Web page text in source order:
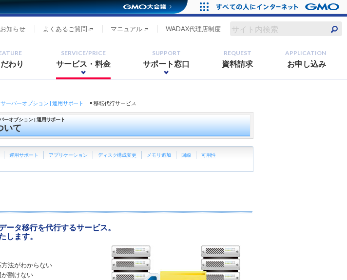
わり
SERVICE/PRICE
サービス・料金
SUPPORT
サポート窓口
REQUEST
資料請求
APPLICATION
お申し込み
お知らせ よくあるご質問 マニュアル WADAX代理店制度
ーバーオプション | 運用サポート 移転代行サービス
ーオプション | 運用サポート
いて
運用サポート アプリケーション ディスク構成変更 メモリ追加 回線 可用性
ータ移行を代行するサービス。
します。
法がわからない
が割けない